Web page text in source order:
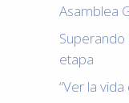
Asamblea
Superando
etapa
“Ver la